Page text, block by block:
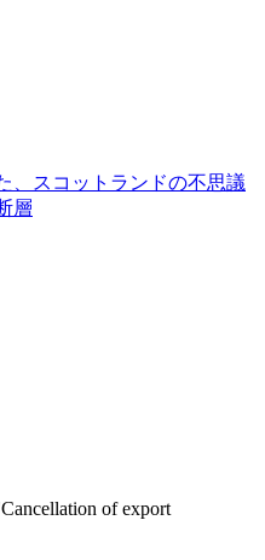
、スコットランドの不思議
層
of export